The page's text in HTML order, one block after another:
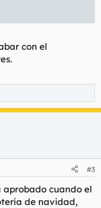
con el
#3
aprobado cuando el
de navidad,